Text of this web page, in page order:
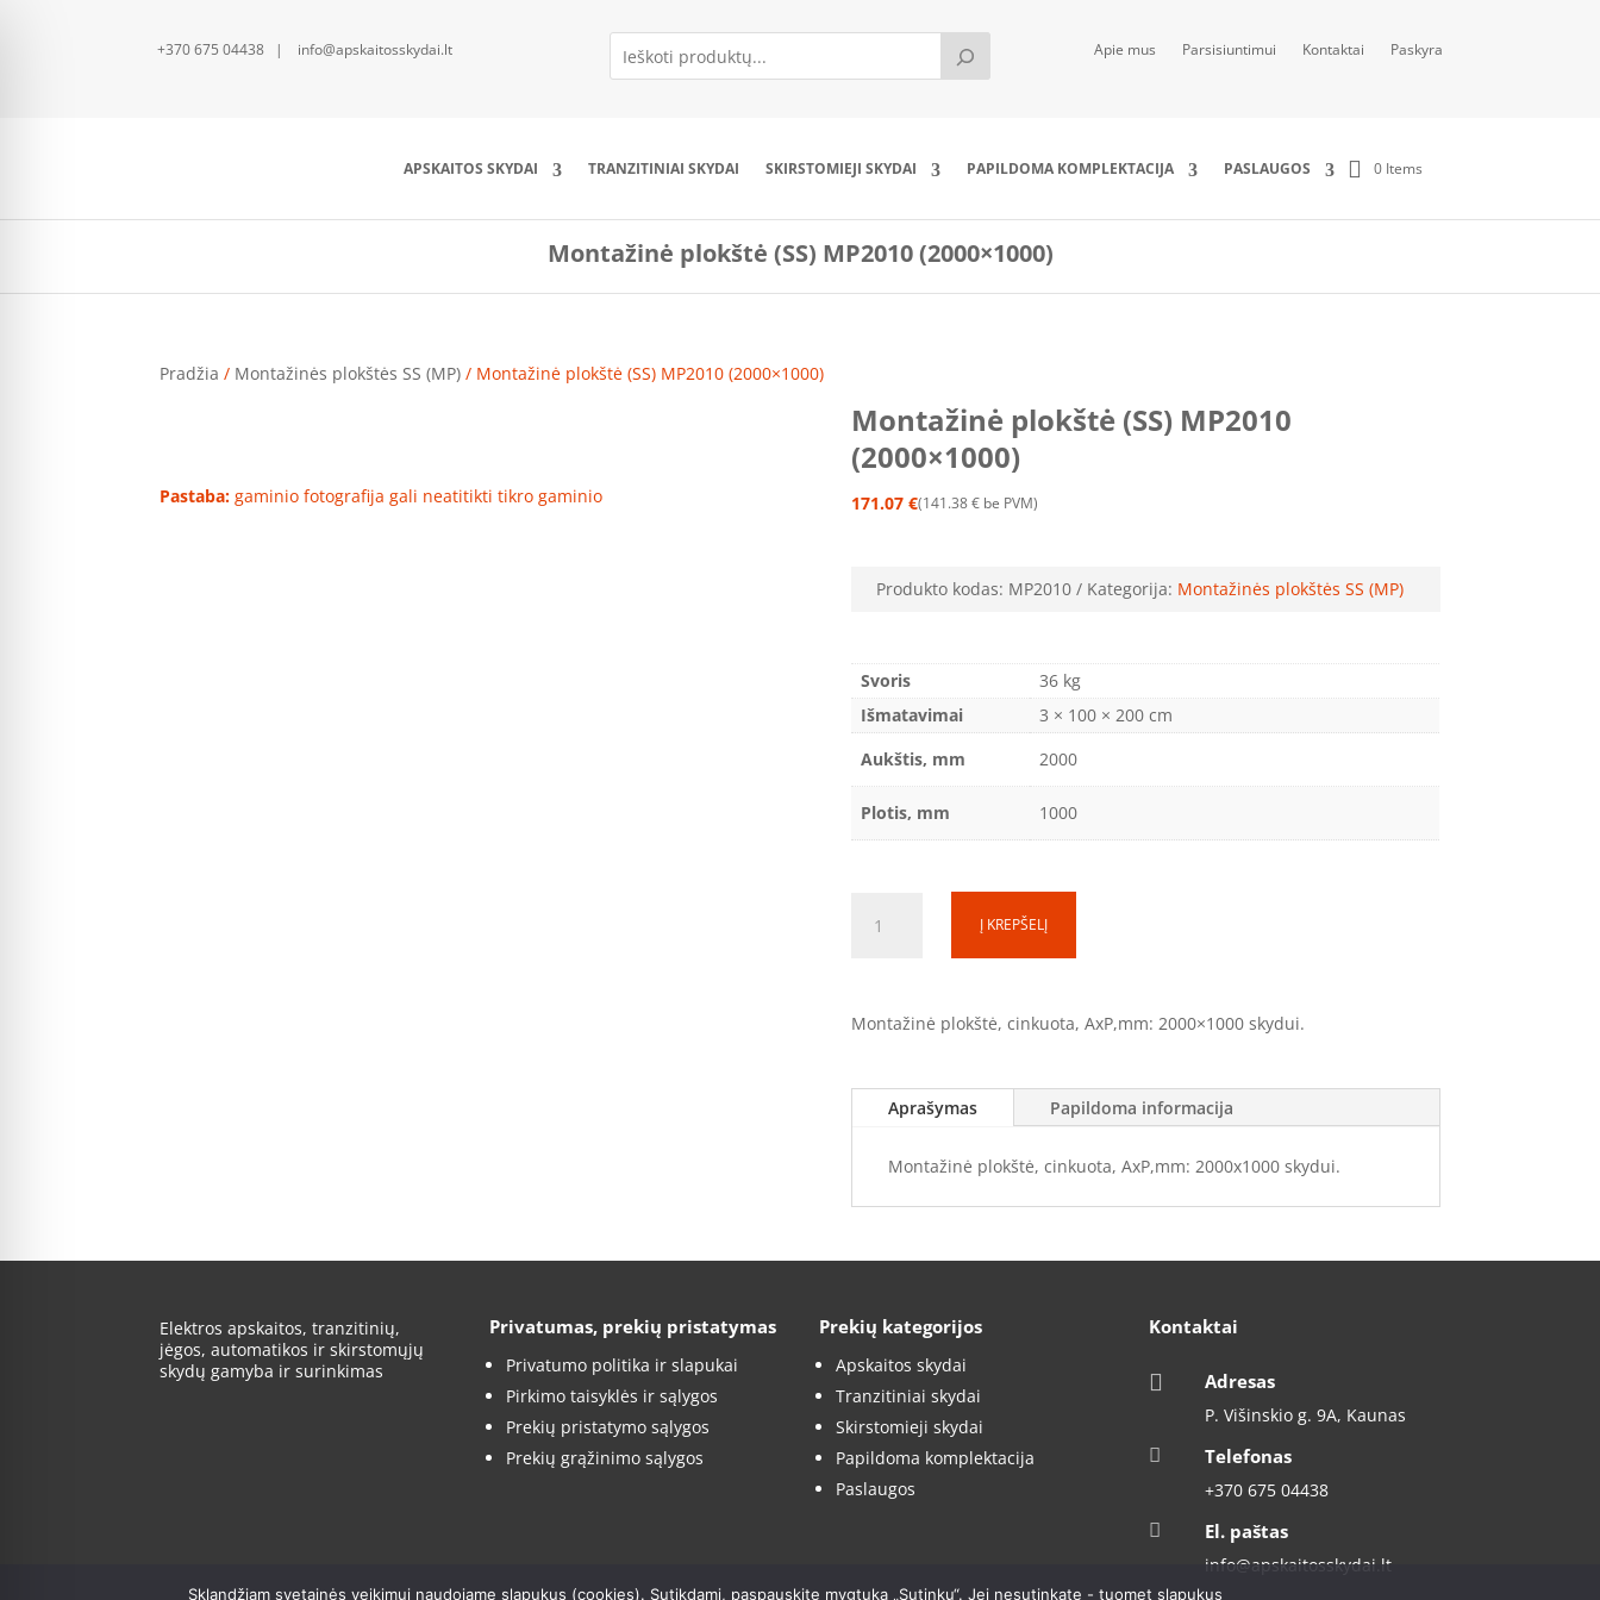
+370 675 04438 | info@apskaitosskydai.lt Apie mus Parsisiuntimui Kontaktai Paskyra
APSKAITOS SKYDAI TRANZITINIAI SKYDAI SKIRSTOMIEJI SKYDAI PAPILDOMA KOMPLEKTACIJA PASLAUGOS 0 Items
Montažinė plokštė (SS) MP2010 (2000×1000)
Pradžia / Montažinės plokštės SS (MP) / Montažinė plokštė (SS) MP2010 (2000×1000)
Pastaba: gaminio fotografija gali neatitikti tikro gaminio
Montažinė plokštė (SS) MP2010
(2000×1000)
171.07 € 141.38€ be PVM
Produkto kodas: MP2010 Kategorija: Montažinės plokštės SS (MP)
Svoris
36 kg
Išmatavimai
3 × 100 × 200 cm
Aukštis, mm
2000
Plotis, mm 1000
kiekis:
(SS)
Į KREPŠELĮ
Montažinė plokštė, cinkuota, AxP,mm: 2000×1000 skydui.
Aprašymas Papildoma informacija
Montažinė plokštė, cinkuota, AxP,mm: 2000x1000 skydui.
Elektros apskaitos, tranzitinių,
jėgos, automatikos ir skirstomųjų
skydų gamyba ir surinkimas
Privatumas, prekių pristatymas
Privatumo politika ir slapukai
Pirkimo taisyklės ir sąlygos
Prekių pristatymo sąlygos
Prekių grąžinimo sąlygos
Prekių kategorijos
Apskaitos skydai
Tranzitiniai skydai
Skirstomieji skydai
Papildoma komplektacija
Paslaugos
Kontaktai
 Adresas
P. Višinskio g. 9A, Kaunas

Telefonas
+370 675 04438

El. paštas
info@apskaitosskydai.lt
Sklandžiam svetainės veikimui naudojame slapukus (cookies). Sutikdami, paspauskite mygtuką „Sutinku“. Jei nesutinkate - tuomet slapukus